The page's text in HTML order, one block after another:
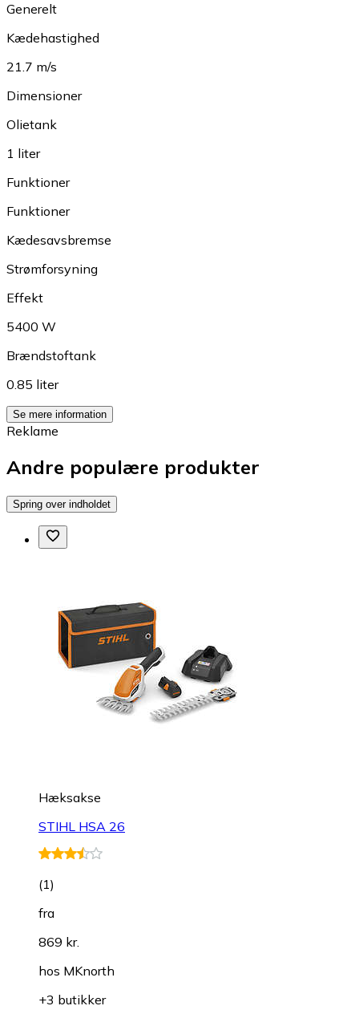
Generelt
Kædehastighed
21.7 m/s
Dimensioner
Olietank
1 liter
Funktioner
Funktioner
Kædesavsbremse
Strømforsyning
Effekt
5400 W
Brændstoftank
0.85 liter
Se mere information
Reklame
Andre populære produkter
Spring over indholdet
Hæksakse
STIHL HSA 26
(1)
fra
869 kr.
hos MKnorth
+3 butikker